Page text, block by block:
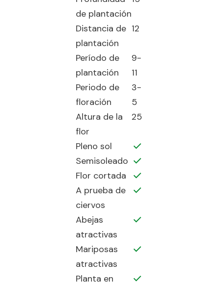
de plantación
Distancia de
plantación
12
Período de
plantación
9-
11
Periodo de
floración
3-
5
Altura de la
flor
25
Pleno sol
Semisoleado
Flor cortada
A prueba de
ciervos
Abejas
atractivas
Mariposas
atractivas
Planta en